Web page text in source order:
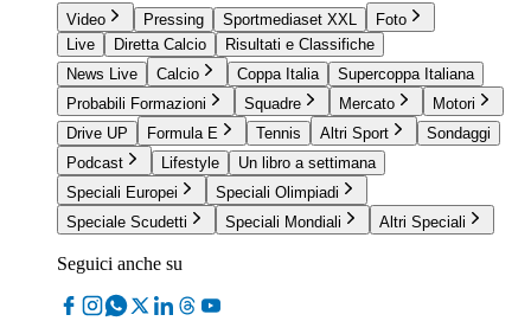
Video Pressing Sportmediaset XXL
Foto
Live
Diretta Calcio
Risultati e Classifiche
News Live
Calcio Coppa Italia
Supercoppa Italiana
Probabili Formazioni
Squadre Mercato
Motori
Drive UP
Formula E Tennis Altri Sport
Sondaggi
Podcast
Lifestyle
Un libro a settimana
Speciali Europei
Speciali Olimpiadi
Speciale Scudetti
Speciali Mondiali Altri Speciali
Seguici anche su